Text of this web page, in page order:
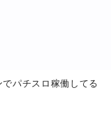
でパチスロ稼働してる